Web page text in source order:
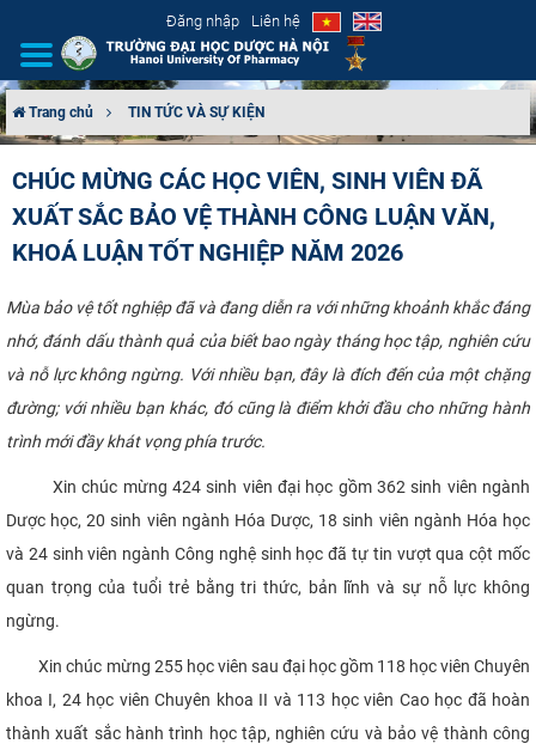
Đăng nhập Liên hệ
CƠ CẤU TỔ CHỨC
TUYỂN SINH
ĐÀO TẠO
ĐẢM BẢO CHẤT LƯỢNG
KHOA HỌC CÔNG NGHỆ
HTQT
CỰU NGƯỜI HỌC
Trang chủ TIN TỨC VÀ SỰ KIỆN
CHÚC MỪNG CÁC HỌC VIÊN, SINH VIÊN ĐÃ
XUẤT SẮC BẢO VỆ THÀNH CÔNG LUẬN VĂN,
KHOÁ LUẬN TỐT NGHIỆP NĂM 2026
Mùa bảo vệ tốt nghiệp đã và đang diễn ra với những khoảnh khắc đáng
nhớ, đánh dấu thành quả của biết bao ngày tháng học tập, nghiên cứu
và nỗ lực không ngừng. Với nhiều bạn, đây là đích đến của một chặng
đường; với nhiều bạn khác, đó cũng là điểm khởi đầu cho những hành
trình mới đầy khát vọng phía trước.
Xin chúc mừng 424 sinh viên đại học gồm 362 sinh viên ngành
Dược học, 20 sinh viên ngành Hóa Dược, 18 sinh viên ngành Hóa học
và 24 sinh viên ngành Công nghệ sinh học đã tự tin vượt qua cột mốc
quan trọng của tuổi trẻ bằng tri thức, bản lĩnh và sự nỗ lực không
ngừng.
Xin chúc mừng 255 học viên sau đại học gồm 118 học viên Chuyên
khoa I, 24 học viên Chuyên khoa II và 113 học viên Cao học đã hoàn
thành xuất sắc hành trình học tập, nghiên cứu và bảo vệ thành công